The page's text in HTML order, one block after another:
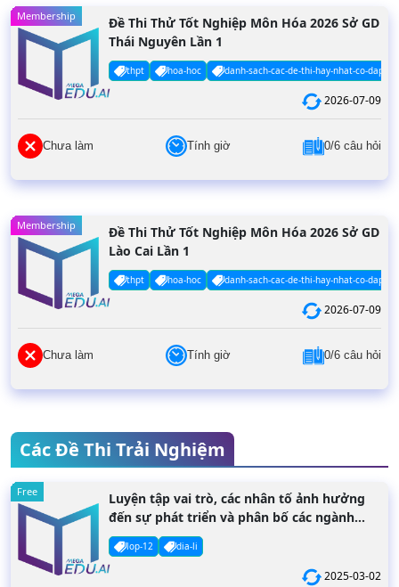
Membership
Đề Thi Thử Tốt Nghiệp Môn Hóa 2026 Sở GD
Thái Nguyên Lần 1
thpt hoa-hoc danh-sach-cac-de-thi-hay-nhat-co-dap-an
2026-07-09
Chưa làm Tính giờ 0/6 câu hỏi
Membership
Đề Thi Thử Tốt Nghiệp Môn Hóa 2026 Sở GD
Lào Cai Lần 1
thpt hoa-hoc danh-sach-cac-de-thi-hay-nhat-co-dap-an
2026-07-09
Chưa làm Tính giờ 0/6 câu hỏi
Các Đề Thi Trải Nghiệm
Free
Luyện tập vai trò, các nhân tố ảnh hưởng
đến sự phát triển và phân bố các ngành
dịch vụ
lop-12 dia-li
2025-03-02